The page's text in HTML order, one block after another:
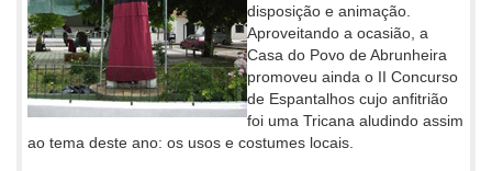
disposição e animação.
Aproveitando a ocasião, a
Casa do Povo de Abrunheira
promoveu ainda o II Concurso
de Espantalhos cujo anfitrião
foi uma Tricana aludindo assim
ao tema deste ano: os usos e costumes locais.